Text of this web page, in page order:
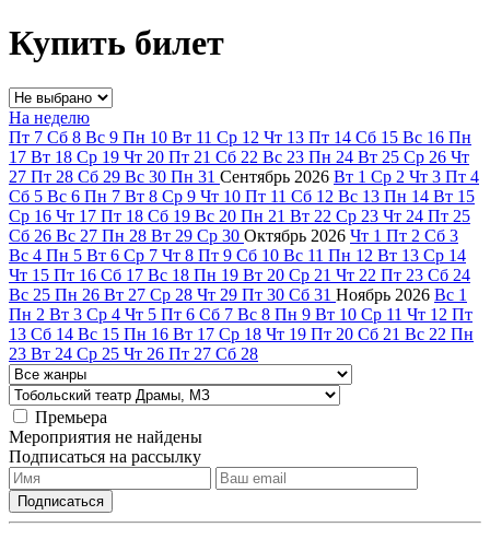
Купить билет
На неделю
Пт 7 Сб 8 Вс 9 Пн 10 Вт 11 Ср 12 Чт 13 Пт 14 Сб 15 Вс 16 Пн
17 Вт 18 Ср 19 Чт 20 Пт 21 Сб 22 Вс 23 Пн 24 Вт 25 Ср 26 Чт
27 Пт 28 Сб 29 Вс 30 Пн 31 Сентябрь 2026 Вт 1 Ср 2 Чт 3 Пт 4
Сб 5 Вс 6 Пн 7 Вт 8 Ср 9 Чт 10 Пт 11 Сб 12 Вс 13 Пн 14 Вт 15
Ср 16 Чт 17 Пт 18 Сб 19 Вс 20 Пн 21 Вт 22 Ср 23 Чт 24 Пт 25
Сб 26 Вс 27 Пн 28 Вт 29 Ср 30 Октябрь 2026 Чт 1 Пт 2 Сб 3
Вс 4 Пн 5 Вт 6 Ср 7 Чт 8 Пт 9 Сб 10 Вс 11 Пн 12 Вт 13 Ср 14
Чт 15 Пт 16 Сб 17 Вс 18 Пн 19 Вт 20 Ср 21 Чт 22 Пт 23 Сб 24
Вс 25 Пн 26 Вт 27 Ср 28 Чт 29 Пт 30 Сб 31 Ноябрь 2026 Вс 1
Пн 2 Вт 3 Ср 4 Чт 5 Пт 6 Сб 7 Вс 8 Пн 9 Вт 10 Ср 11 Чт 12 Пт
13 Сб 14 Вс 15 Пн 16 Вт 17 Ср 18 Чт 19 Пт 20 Сб 21 Вс 22 Пн
23 Вт 24 Ср 25 Чт 26 Пт 27 Сб 28
Премьера
Мероприятия не найдены
Подписаться на рассылку